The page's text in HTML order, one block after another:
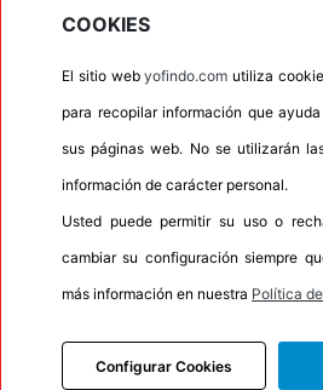
20% 80%
INFORMACIÓN
COOKIES
El sitio webyofindo.com utiliza
para recopilar información que
sus páginas web. No se utilizarán
información de carácter personal.
Usted puede permitir su uso o
cambiar su configuración siempre
más información en nuestra Política
Configurar Cookies